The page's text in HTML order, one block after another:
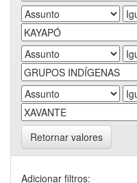
Retornar valores
Adicionar filtros: